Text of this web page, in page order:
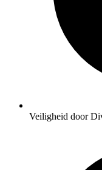
Veiligheid door